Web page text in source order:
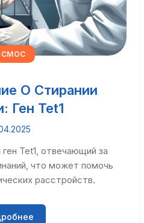
О Стирании
Ген Tet1
Tet1, отвечающий за
что может помочь
расстройств.